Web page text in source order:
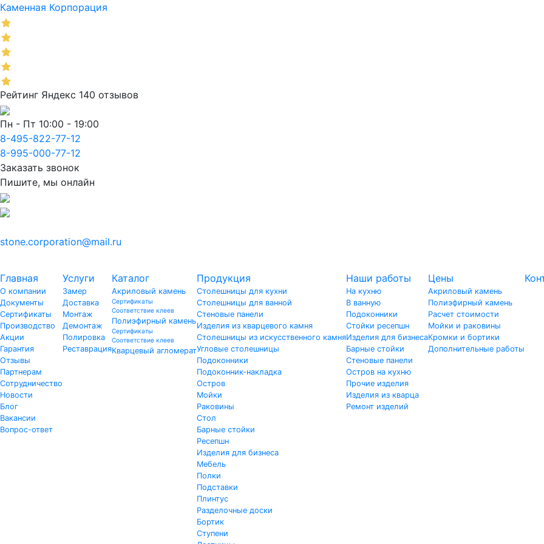
Каменная Корпорация
Рейтинг Яндекс 140 отзывов
Пн - Пт 10:00 - 19:00
8-495-822-77-12
8-995-000-77-12
Заказать звонок
Пишите, мы онлайн
stone.corporation@mail.ru
Главная
О компании
Документы
Сертификаты
Производство
Акции
Гарантия
Отзывы
Партнерам
Сотрудничество
Новости
Блог
Вакансии
Вопрос-ответ
Услуги
Замер
Доставка
Монтаж
Демонтаж
Полировка
Реставрация
Каталог
Акриловый камень
Сертификаты
Соответствие клеев
Полиэфирный камень
Сертификаты
Соответствие клеев
Кварцевый агломерат
Продукция
Столешницы для кухни
Столешницы для ванной
Стеновые панели
Изделия из кварцевого камня
Столешницы из искусственного камня
Угловые столешницы
Подоконники
Подоконник-накладка
Остров
Мойки
Раковины
Стол
Барные стойки
Ресепшн
Изделия для бизнеса
Мебель
Полки
Подставки
Плинтус
Разделочные доски
Бортик
Ступени
Наши работы
На кухню
В ванную
Подоконники
Стойки ресепшн
Изделия для бизнеса
Барные стойки
Стеновые панели
Остров на кухню
Прочие изделия
Изделия из кварца
Ремонт изделий
Цены
Акриловый камень
Полиэфирный камень
Расчет стоимости
Мойки и раковины
Кромки и бортики
Дополнительные работы